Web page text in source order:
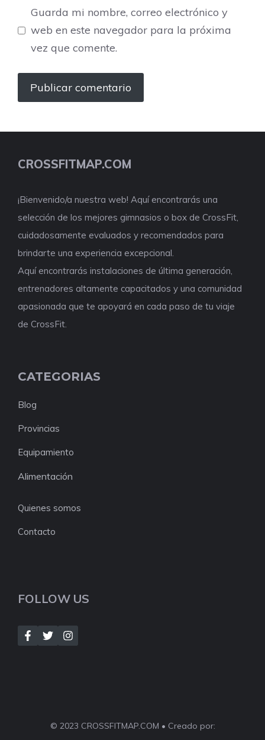
Guarda mi nombre, correo electrónico y
web en este navegador para la próxima
vez que comente.
CROSSFITMAP.COM
¡Bienvenido/a nuestra web! Aquí encontrarás una
selección de los mejores gimnasios o box de CrossFit,
cuidadosamente evaluados y recomendados para
brindarte una experiencia excepcional.
Aquí encontrarás instalaciones de última generación,
entrenadores altamente capacitados y una comunidad
apasionada que te apoyará en cada paso de tu viaje
de CrossFit.
CATEGORIAS
Blog
Provincias
Equipamiento
Alimentación
Quienes somos
Contacto
FOLLOW US
© 2023 CROSSFITMAP.COM • Creado por: